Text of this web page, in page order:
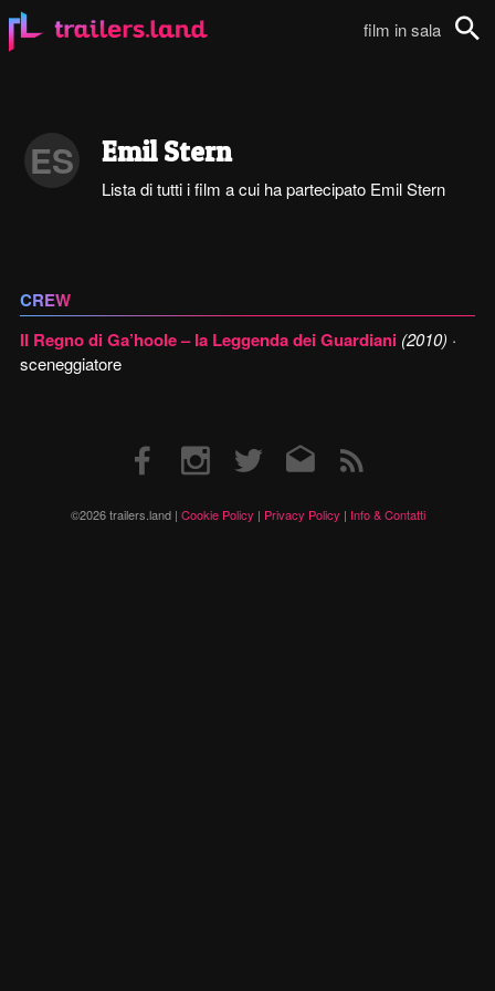
film in sala
ES Emil Stern
Lista di tutti i film a cui ha partecipato Emil Stern
CREW
Il Regno di Ga’hoole – la Leggenda dei Guardiani (2010) ·
sceneggiatore
©2026 trailers.land | Cookie Policy | Privacy Policy | Info & Contatti